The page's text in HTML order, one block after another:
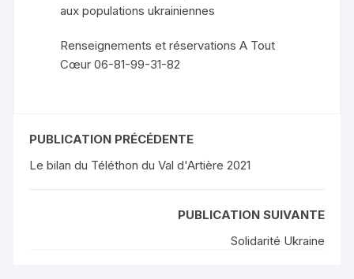
aux populations ukrainiennes
Renseignements et réservations A Tout
Cœur 06-81-99-31-82
PUBLICATION PRÉCÉDENTE
Le bilan du Téléthon du Val d'Artière 2021
PUBLICATION SUIVANTE
Solidarité Ukraine